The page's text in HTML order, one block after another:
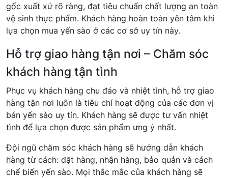
gốc xuất xứ rõ ràng, đạt tiêu chuẩn chất lượng an toàn
vệ sinh thực phẩm. Khách hàng hoàn toàn yên tâm khi
lựa chọn mua yến sào ở các cơ sở uy tín này.
Hỗ trợ giao hàng tận nơi – Chăm sóc
khách hàng tận tình
Phục vụ khách hàng chu đáo và nhiệt tình, hỗ trợ giao
hàng tận nơi luôn là tiêu chí hoạt động của các đơn vị
bán yến sào uy tín. Khách hàng sẽ được tư vấn nhiệt
tình để lựa chọn được sản phẩm ưng ý nhất.
Đội ngũ chăm sóc khách hàng sẽ hướng dẫn khách
hàng từ cách: đặt hàng, nhận hàng, bảo quản và cách
chế biến yến sào. Mọi thắc mắc của khách hàng sẽ